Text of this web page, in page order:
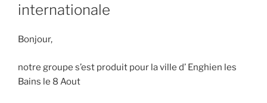
internationale
Bonjour,
notre groupe s’est produit pour la ville d’ Enghien les
Bains le 8 Aout